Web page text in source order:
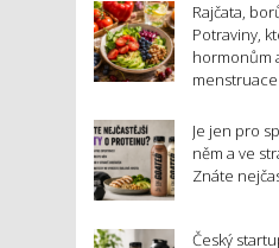
Rajčata,
Potraviny,
hormonům
menstruace
Je jen pro
něm a ve
Znáte
Český